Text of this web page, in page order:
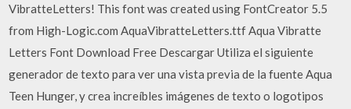
VibratteLetters! This font was created using FontCreator 5.5
from High-Logic.com AquaVibratteLetters.ttf Aqua Vibratte
Letters Font Download Free Descargar Utiliza el siguiente
generador de texto para ver una vista previa de la fuente Aqua
Teen Hunger, y crea increíbles imágenes de texto o logotipos